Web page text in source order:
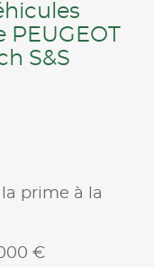
PEUGEOT
S&S
la prime à la
€